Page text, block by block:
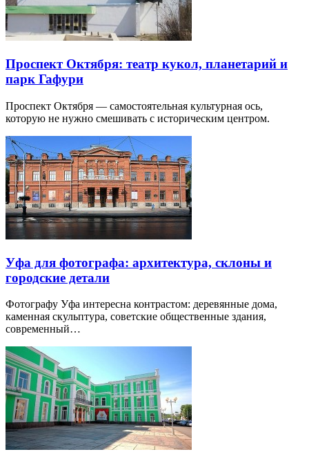
Проспект Октября: театр кукол, планетарий и
парк Гафури
Проспект Октября — самостоятельная культурная ось,
которую не нужно смешивать с историческим центром.
Уфа для фотографа: архитектура, склоны и
городские детали
Фотографу Уфа интересна контрастом: деревянные дома,
каменная скульптура, советские общественные здания,
современный…